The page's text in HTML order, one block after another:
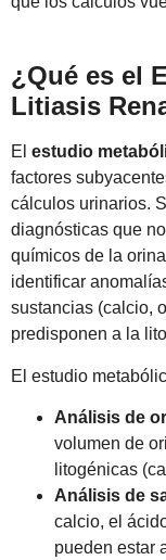
¿Qué es el
Litiasis
El estudio
factores
cálculos urinarios.
diagnósticas que
químicos de la
identificar
sustancias (calcio,
predisponen a la
El estudio
Análisis de
volumen de
litogénicas
Análisis de
calcio, el
pueden estar